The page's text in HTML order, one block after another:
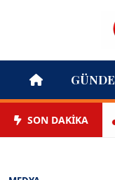
SON DAKİKA